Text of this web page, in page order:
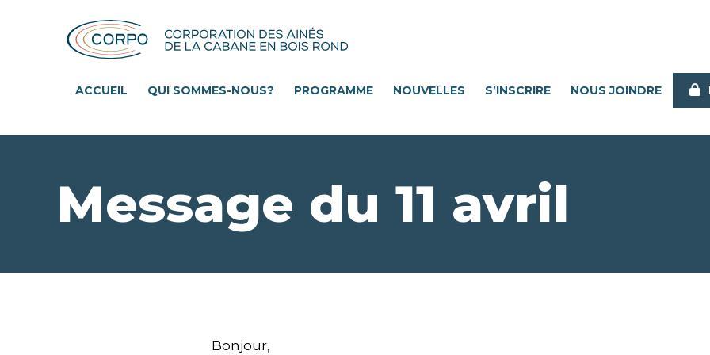
ACCUEIL QUI SOMMES-NOUS? PROGRAMME NOUVELLES S’INSCRIRE NOUS JOINDRE
Message du 11 avril
Bonjour,